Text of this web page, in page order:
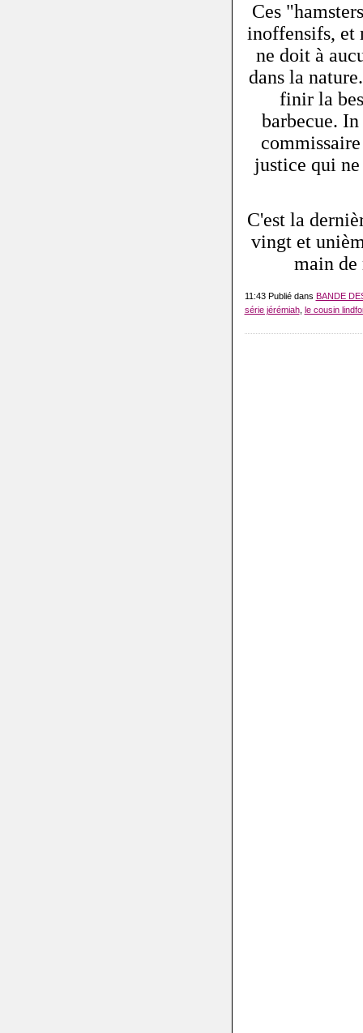
Ces
inoffensifs, et
ne doit à
dans la
finir la
barbecue.
justice qui ne
C'est la
vingt et
main de
11:43 Publié dans BANDE
série jérémiah, le cousin